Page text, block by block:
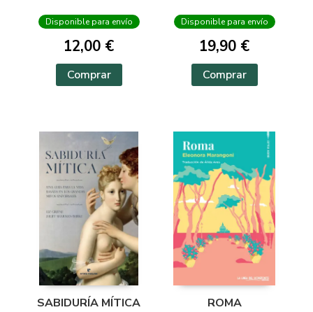
Disponible para envío
12,00 €
Comprar
Disponible para envío
19,90 €
Comprar
SABIDURÍA MÍTICA ROMA